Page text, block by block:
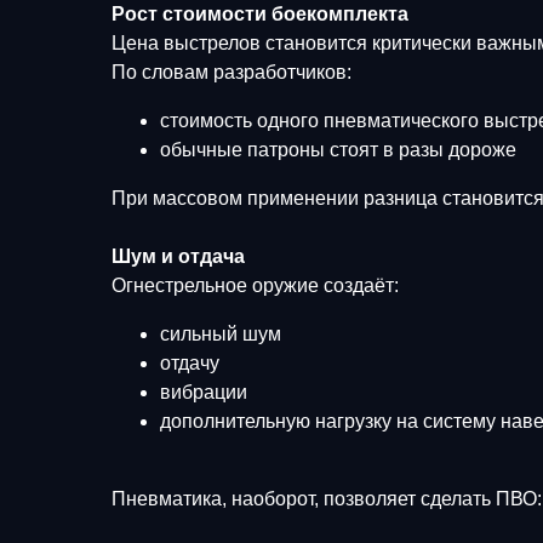
Рост стоимости боекомплекта
Цена выстрелов становится критически
По словам разработчиков:
стоимость одного пневматического
обычные патроны стоят в разы дороже
При массовом применении разница
Шум и отдача
Огнестрельное оружие создаёт:
сильный шум
отдачу
вибрации
дополнительную нагрузку на систему
Пневматика, наоборот, позволяет сделать ПВО: